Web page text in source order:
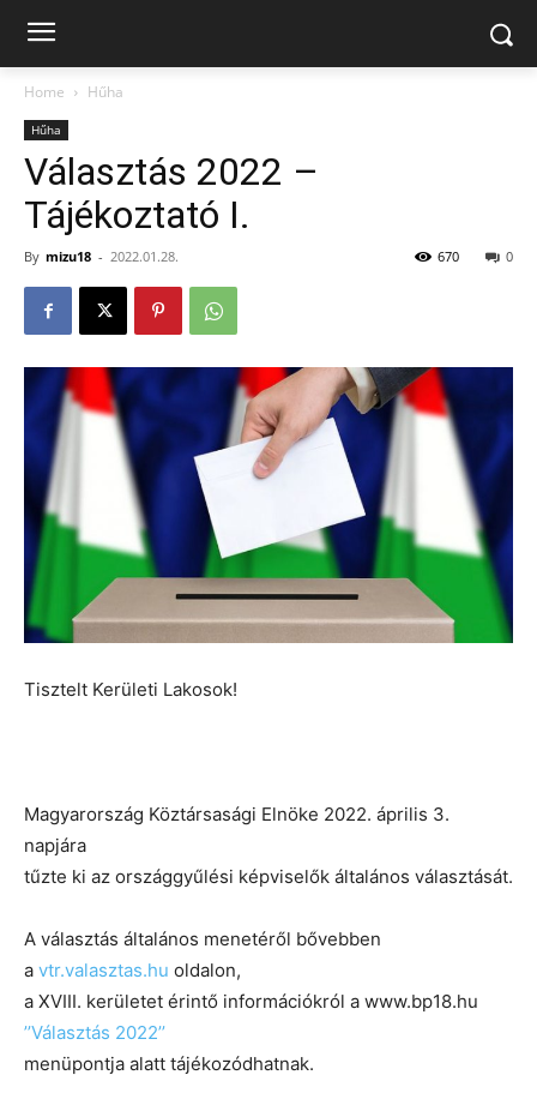
Home Hűha
Hűha
Választás 2022 –
Tájékoztató I.
By mizu18 - 2022.01.28. 0
670
Tisztelt Kerületi Lakosok!
Magyarország Köztársasági Elnöke 2022. április 3.
napjára
tűzte ki az országgyűlési képviselők általános választását.
A választás általános menetéről bővebben
a vtr.valasztas.hu oldalon,
a XVIII. kerületet érintő információkról a www.bp18.hu
’’Választás 2022’’
menüpontja alatt tájékozódhatnak.